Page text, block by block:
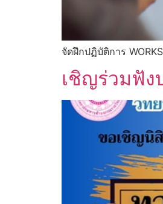
จัดฝึกปฏิบัติการ
เชิญร่วมฟัง